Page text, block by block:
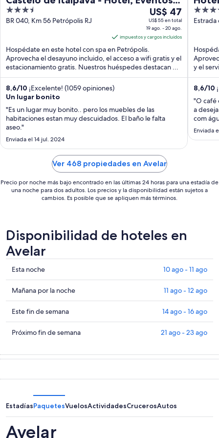
Gastronomia
3.5
out
BR 040, Km 56 Petrópolis RJ
Del
19
ago
al
ago,
el
es
de
US$ 47
US$ 55 en total
19 ago. - 20 ago.
impuestos y cargos incluidos
Hospédate en este hotel con spa en Petrópolis.
Aprovecha el desayuno incluido, el acceso a wifi gratis y el
estacionamiento gratis. Nuestros huéspedes destacan ...
8,6/10 ¡Excelente! (1059 opiniones)
Un lugar bonito
"Es un lugar muy bonito.. pero los muebles de las
habitaciones estan muy descuidados. El baño le falta
aseo."
Enviada el 14 jul. 2024
3.5
out
y el
8,6/10
"O café
a
com
são
Enviada
Ver 468 propiedades en Avelar
Precio por noche más bajo encontrado en las últimas 24 horas para una estadía de
una noche para dos adultos. Los precios y la disponibilidad están sujetos a
cambios. Es posible que se apliquen más términos.
Disponibilidad de hoteles en
Avelar
Ver
precios
de
propiedades
en
Avelar
para
10
-
ago
Esta noche 10 ago - 11 ago
Ver
precios
de
propiedades
en
para
mañana
la
noche,
11
-
12
Mañana por la noche 11 ago - 12 ago
Ver
precios
de
en
Avelar
de
semana,
14
ago
Este fin de semana 14 ago - 16 ago
Ver
de
el
próximo
fin
de
Próximo fin de semana 21 ago - 23 ago
EstadíasPaquetesVuelosActividadesCrucerosAutos
Avelar